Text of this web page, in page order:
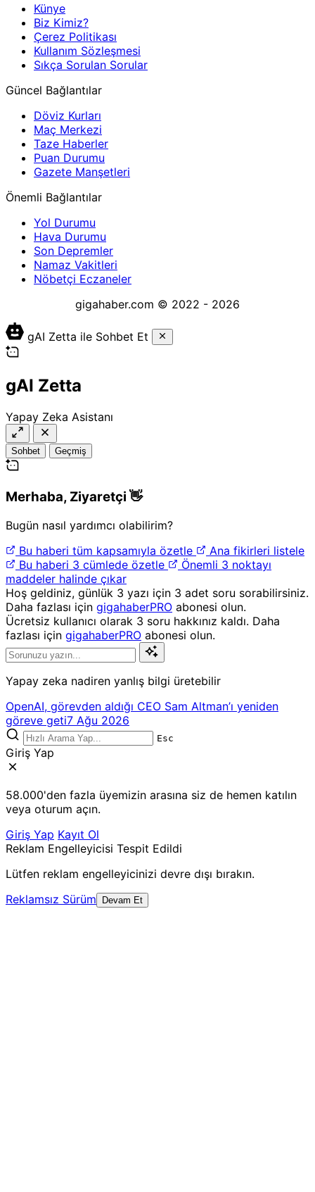
Künye
Biz Kimiz?
Çerez Politikası
Kullanım Sözleşmesi
Sıkça Sorulan Sorular
Güncel Bağlantılar
Döviz Kurları
Maç Merkezi
Taze Haberler
Puan Durumu
Gazete Manşetleri
Önemli Bağlantılar
Yol Durumu
Hava Durumu
Son Depremler
Namaz Vakitleri
Nöbetçi Eczaneler
gigahaber.com © 2022 - 2026
gAI Zetta ile Sohbet Et
gAI Zetta
Yapay Zeka Asistanı
Sohbet Geçmiş
Merhaba, Ziyaretçi 👋
Bugün nasıl yardımcı olabilirim?
Bu haberi tüm kapsamıyla özetle
Ana fikirleri listele
Bu haberi 3 cümlede özetle
Önemli 3 noktayı
maddeler halinde çıkar
Hoş geldiniz, günlük 3 yazı için 3 adet soru sorabilirsiniz.
Daha fazlası için gigahaberPRO abonesi olun.
Ücretsiz kullanıcı olarak 3 soru hakkınız kaldı. Daha
fazlası için gigahaberPRO abonesi olun.
Yapay zeka nadiren yanlış bilgi üretebilir
OpenAI, görevden aldığı CEO Sam Altman’ı yeniden
göreve geti7 Ağu 2026
Esc
Giriş Yap
58.000'den fazla üyemizin arasına siz de hemen katılın
veya oturum açın.
Giriş Yap Kayıt Ol
Reklam Engelleyicisi Tespit Edildi
Lütfen reklam engelleyicinizi devre dışı bırakın.
Reklamsız Sürüm
Devam Et